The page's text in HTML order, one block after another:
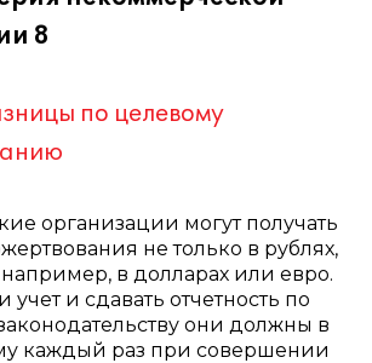
8
по целевому
организации могут получать
не только в рублях,
в долларах или евро.
учет и сдавать отчетность по
они должны в
каждый раз при совершении